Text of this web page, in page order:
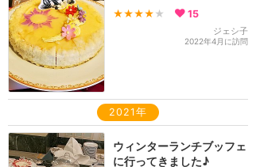
★★★★ ★ 15
ジェシ子
2022年4月に訪問
2021年
ウィンターランチブッフェ
に行ってきました♪